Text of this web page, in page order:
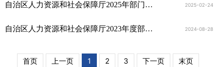
自治区人力资源和社会保障厅2025年部门预算公开 2025-02-24
自治区人力资源和社会保障厅2023年度部门决算公开 2024-08-28
首页 上一页 1 2 3 下一页
末页